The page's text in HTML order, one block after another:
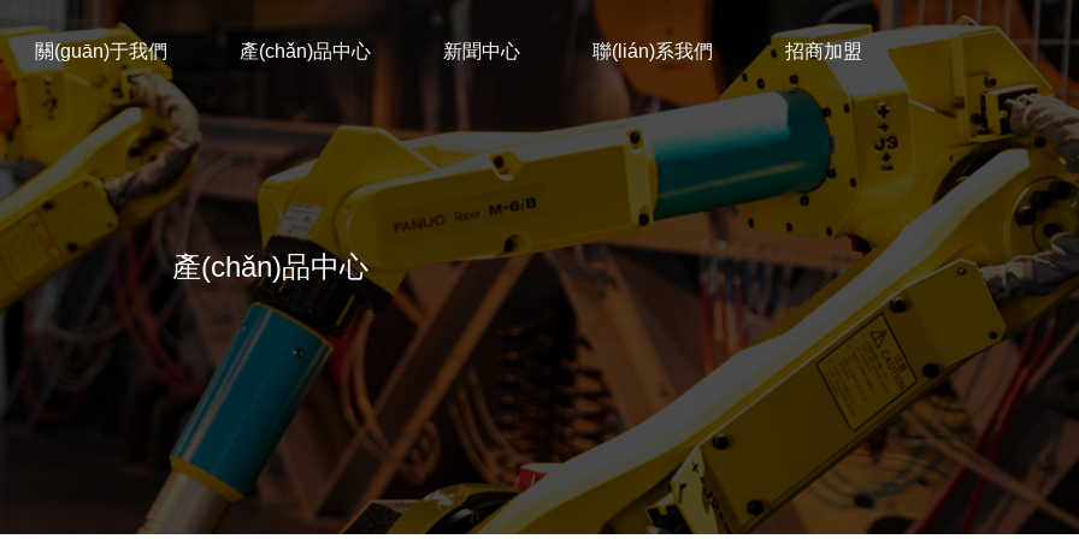
關(guān)于我們 產(chǎn)品中心 新聞中心 聯(lián)系我們 招商加盟
產(chǎn)品中心